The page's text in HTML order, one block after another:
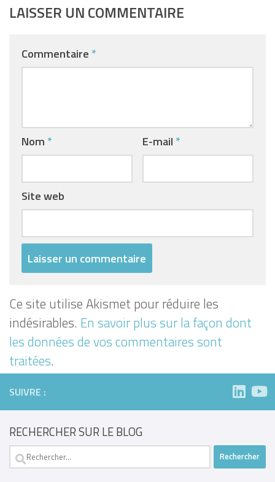
LAISSER UN COMMENTAIRE
Commentaire *
Nom * E-mail *
Site web
Ce site utilise Akismet pour réduire les
indésirables. En savoir plus sur la façon dont
les données de vos commentaires sont
traitées.
SUIVRE :
RECHERCHER SUR LE BLOG
Rechercher :